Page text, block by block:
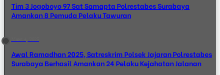
Tim 3 Jogoboyo 97 Sat Samapta Polrestabes Surabaya
Amankan 8 Pemuda Pelaku Tawuran
Awal Ramadhan 2025, Satreskrim Polsek Jajaran Polrestabes
Surabaya Berhasil Amankan 24 Pelaku Kejahatan Jalanan